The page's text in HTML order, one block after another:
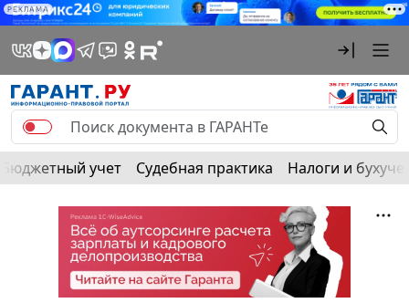
РЕКЛАМА
Бюджетный учет Судебная практика Налоги и